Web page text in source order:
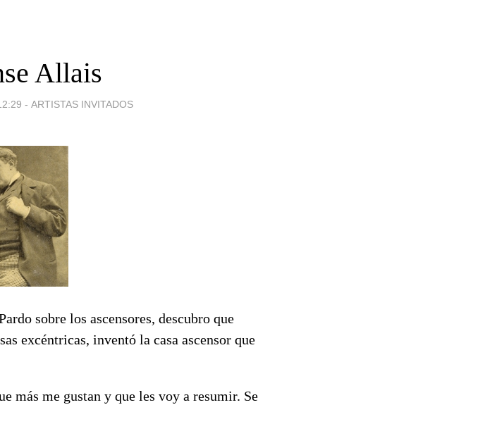
Allais
- ARTISTAS INVITADOS
sobre los ascensores, descubro que
excéntricas, inventó la casa ascensor que
más me gustan y que les voy a resumir. Se